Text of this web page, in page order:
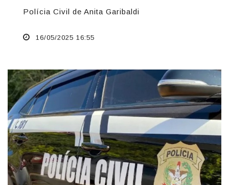
Polícia Civil de Anita Garibaldi
16/05/2025 16:55